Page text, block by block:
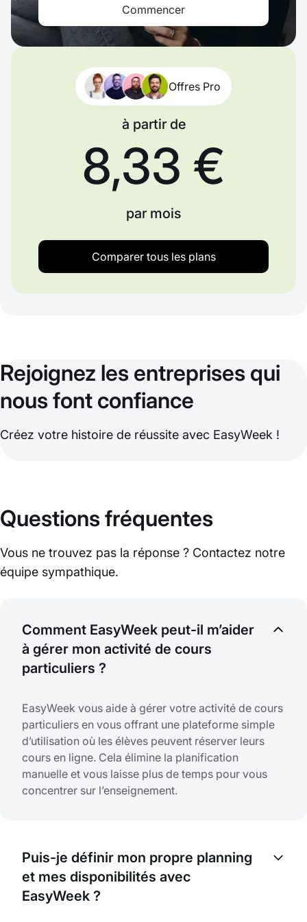
Commencer
Offres Pro
à partir de
8,33 €
par mois
Comparer tous les plans
Rejoignez les entreprises qui
nous font confiance
Créez votre histoire de réussite avec EasyWeek !
Questions fréquentes
Vous ne trouvez pas la réponse ? Contactez notre
équipe sympathique.
Comment EasyWeek peut-il m’aider
à gérer mon activité de cours
particuliers ?
EasyWeek vous aide à gérer votre activité de cours
particuliers en vous offrant une plateforme simple
d’utilisation où les élèves peuvent réserver leurs
cours en ligne. Cela élimine la planification
manuelle et vous laisse plus de temps pour vous
concentrer sur l’enseignement.
Puis-je définir mon propre planning
et mes disponibilités avec
EasyWeek ?